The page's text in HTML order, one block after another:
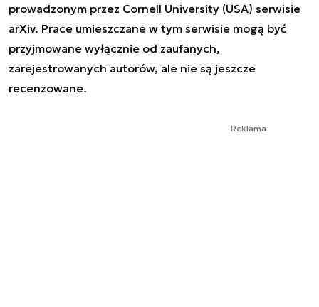
prowadzonym przez Cornell University (USA) serwisie
arXiv. Prace umieszczane w tym serwisie mogą być
przyjmowane wyłącznie od zaufanych,
zarejestrowanych autorów, ale nie są jeszcze
recenzowane.
Reklama